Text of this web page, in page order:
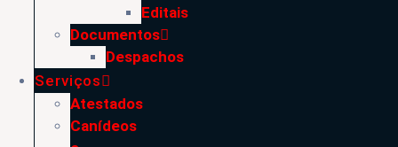
Editais
Documentos
Despachos
Serviços
Atestados
Canídeos